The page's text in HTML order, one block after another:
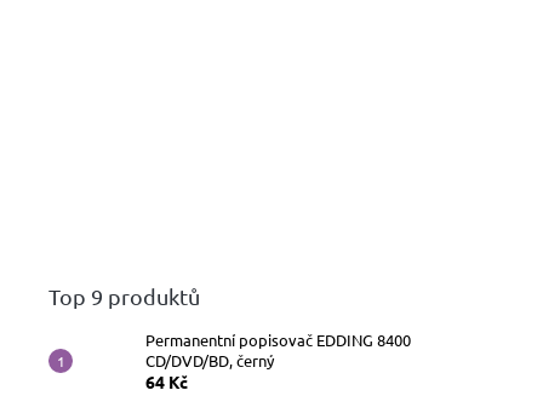
Top 9 produktů
Permanentní popisovač EDDING 8400
CD/DVD/BD, černý
64 Kč